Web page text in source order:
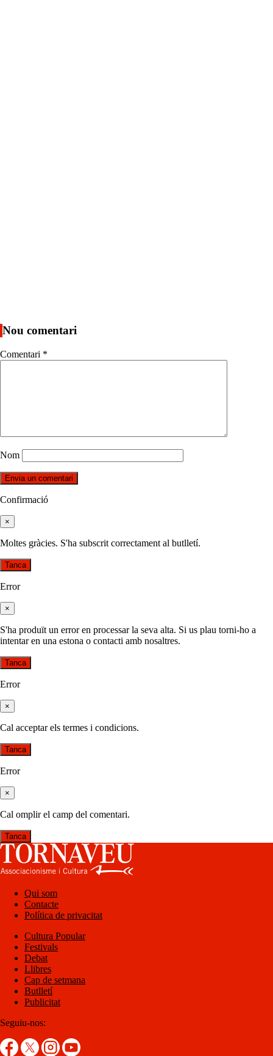
Nou comentari
Comentari *
Nom
Confirmació
×
Moltes gràcies. S'ha subscrit correctament al butlletí.
Tanca
Error
×
S'ha produït un error en processar la seva alta. Si us plau torni-ho a
intentar en una estona o contacti amb nosaltres.
Tanca
Error
×
Cal acceptar els termes i condicions.
Tanca
Error
×
Cal omplir el camp del comentari.
Tanca
Qui som
Contacte
Política de privacitat
Cultura Popular
Festivals
Debat
Llibres
Cap de setmana
Butlletí
Publicitat
Seguiu-nos: